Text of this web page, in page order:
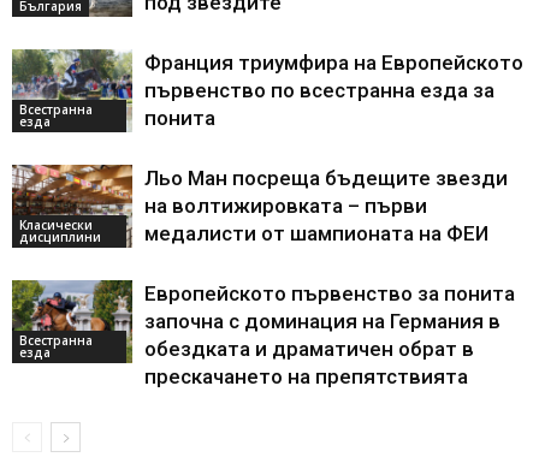
България
Всестранна
езда
Франция триумфира на Европейското
първенство по всестранна езда за
понита
Класически
дисциплини
Льо Ман посреща бъдещите звезди
на волтижировката – първи
медалисти от шампионата на ФЕИ
Всестранна
езда
Европейското първенство за понита
започна с доминация на Германия в
обездката и драматичен обрат в
прескачането на препятствията